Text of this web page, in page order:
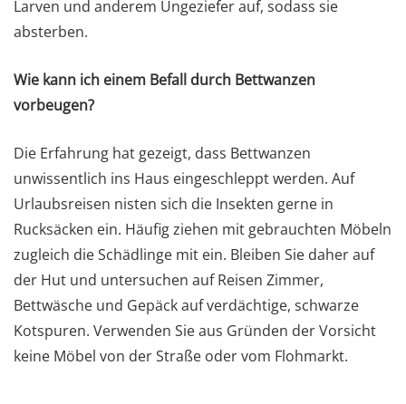
Larven und anderem Ungeziefer auf, sodass sie
absterben.
Wie kann ich einem Befall durch Bettwanzen
vorbeugen?
Die Erfahrung hat gezeigt, dass Bettwanzen
unwissentlich ins Haus eingeschleppt werden. Auf
Urlaubsreisen nisten sich die Insekten gerne in
Rucksäcken ein. Häufig ziehen mit gebrauchten Möbeln
zugleich die Schädlinge mit ein. Bleiben Sie daher auf
der Hut und untersuchen auf Reisen Zimmer,
Bettwäsche und Gepäck auf verdächtige, schwarze
Kotspuren. Verwenden Sie aus Gründen der Vorsicht
keine Möbel von der Straße oder vom Flohmarkt.